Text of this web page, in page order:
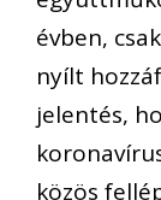
évben,
nyílt
jelentés,
közös